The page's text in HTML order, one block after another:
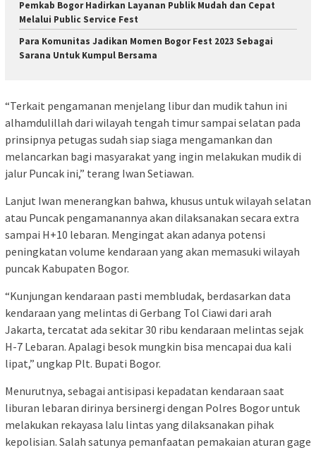
Pemkab Bogor Hadirkan Layanan Publik Mudah dan Cepat
Melalui Public Service Fest
Para Komunitas Jadikan Momen Bogor Fest 2023 Sebagai
Sarana Untuk Kumpul Bersama
“Terkait pengamanan menjelang libur dan mudik tahun ini
alhamdulillah dari wilayah tengah timur sampai selatan pada
prinsipnya petugas sudah siap siaga mengamankan dan
melancarkan bagi masyarakat yang ingin melakukan mudik di
jalur Puncak ini,” terang Iwan Setiawan.
Lanjut Iwan menerangkan bahwa, khusus untuk wilayah selatan
atau Puncak pengamanannya akan dilaksanakan secara extra
sampai H+10 lebaran. Mengingat akan adanya potensi
peningkatan volume kendaraan yang akan memasuki wilayah
puncak Kabupaten Bogor.
“Kunjungan kendaraan pasti membludak, berdasarkan data
kendaraan yang melintas di Gerbang Tol Ciawi dari arah
Jakarta, tercatat ada sekitar 30 ribu kendaraan melintas sejak
H-7 Lebaran. Apalagi besok mungkin bisa mencapai dua kali
lipat,” ungkap Plt. Bupati Bogor.
Menurutnya, sebagai antisipasi kepadatan kendaraan saat
liburan lebaran dirinya bersinergi dengan Polres Bogor untuk
melakukan rekayasa lalu lintas yang dilaksanakan pihak
kepolisian. Salah satunya pemanfaatan pemakaian aturan gage